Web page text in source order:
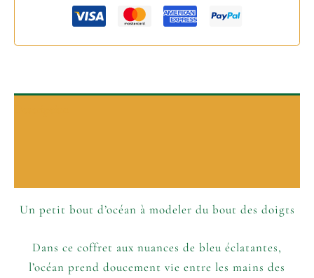
Un petit bout d’océan à modeler du bout des doigts
Dans ce coffret aux nuances de bleu éclatantes,
l’océan prend doucement vie entre les mains des